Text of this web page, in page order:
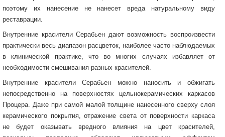
поэтому их нанесение не нанесет вреда натуральному виду
реставрации.
Внутренние красители Серабьен дают возможность воспроизвести
практически весь диапазон расцветок, наиболее часто наблюдаемых
в клинической практике, что во многих случаях избавляет от
необходимости смешивания разных красителей.
Внутренние красители Серабьен можно наносить и обжигать
непосредственно на поверхностях цельнокерамических каркасов
Процера. Даже при самой малой толщине нанесенного сверху слоя
керамического покрытия, отражение света от поверхности каркаса
не будет оказывать вредного влияния на цвет красителей,